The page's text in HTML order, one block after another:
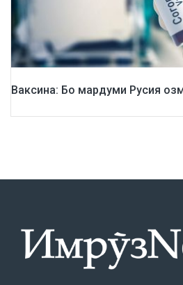
Ваксина: Бо мардуми Русия